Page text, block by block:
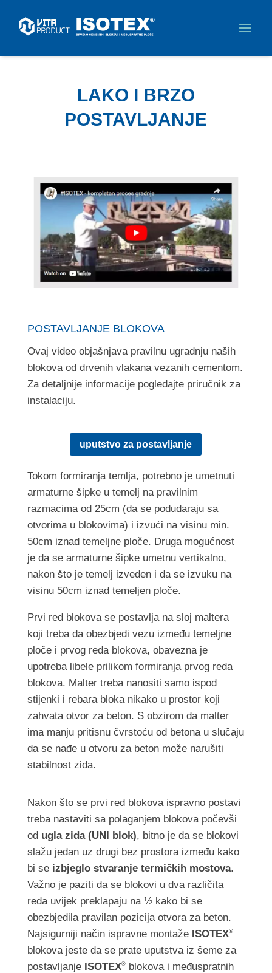
LAKO I BRZO
POSTAVLJANJE
POSTAVLJANJE BLOKOVA
Ovaj video objašnjava pravilnu ugradnju naših
blokova od drvenih vlakana vezanih cementom.
Za detaljnije informacije pogledajte priručnik za
instalaciju.
uputstvo za postavljanje
Tokom formiranja temlja, potrebno je umetnuti
armaturne šipke u temelj na pravilnim
razmacima od 25cm (da se podudaraju sa
otvorima u blokovima) i izvući na visinu min.
50cm iznad temeljne ploče. Druga mogućnost
je da se armaturne šipke umetnu vertikalno,
nakon što je temelj izveden i da se izvuku na
visinu 50cm iznad temeljen ploče.
Prvi red blokova se postavlja na sloj maltera
koji treba da obezbjedi vezu između temeljne
ploče i prvog reda blokova, obavezna je
upotreba libele prilikom formiranja prvog reda
blokova. Malter treba nanositi samo ispod
stijenki i rebara bloka nikako u prostor koji
zahvata otvor za beton. S obzirom da malter
ima manju pritisnu čvrstoću od betona u slučaju
da se nađe u otvoru za beton može narušiti
stabilnost zida.
Nakon što se prvi red blokova ispravno postavi
treba nastaviti sa polaganjem blokova počevši
od ugla zida (UNI blok), bitno je da se blokovi
slažu jedan uz drugi bez prostora između kako
bi se izbjeglo stvaranje termičkih mostova.
Važno je paziti da se blokovi u dva različita
reda uvijek preklapaju na ½ kako bi se
obezbjedila pravilan pozicija otvora za beton.
Najsigurniji način ispravne montaže ISOTEX®
blokova jeste da se prate uputstva iz šeme za
postavljanje ISOTEX®blokova i međuspratnih